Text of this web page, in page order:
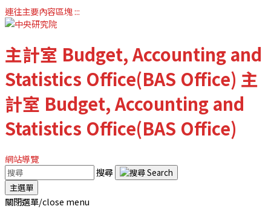
連往主要內容區塊:::
主計室 Budget, Accounting and
Statistics Office(BAS Office) 主
計室 Budget, Accounting and
Statistics Office(BAS Office)
網站導覽
搜尋
主選單
關閉選單/close menu